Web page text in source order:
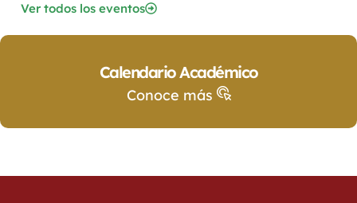
Ver todos los eventos
Calendario Académico
Conoce más